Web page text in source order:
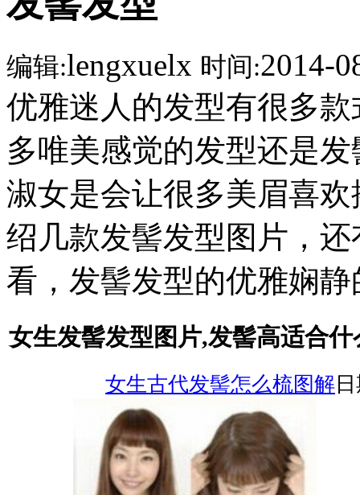
编辑:lengxuelx 时间:2014-
优雅迷人的发型有很多
多唯美感觉的发型还是
淑女是会让很多美眉喜
绍几款发髻发型图片，
看，发髻发型的优雅娴
女生发髻发型图片,发髻高适合什
女生古代发髻怎么梳图解